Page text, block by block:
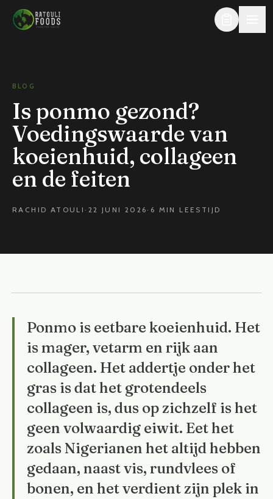
Direct naar de inhoud
BLOG
Is ponmo gezond?
Voedingswaarde van
koeienhuid, collageen
en de feiten
RACHID ATOULI · 22 JUNI 2026 · 6 MIN LEESTIJD
Ponmo is eetbare koeienhuid. Het
is mager, vetarm en rijk aan
collageen. Het addertje onder het
gras is dat het grotendeels
collageen is, dus op zichzelf is het
geen volwaardig eiwit. Eet het
zoals Nigerianen het altijd hebben
gedaan, naast vis, rundvlees of
bonen, en het verdient zijn plek in